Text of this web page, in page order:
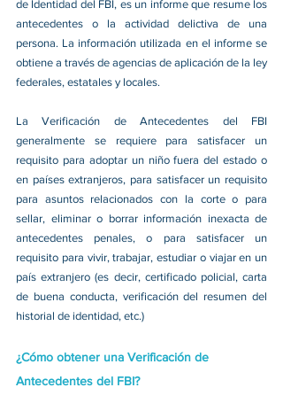
de Identidad del FBI, es un informe que resume los
antecedentes o la actividad delictiva de una
persona. La información utilizada en el informe se
obtiene a través de agencias de aplicación de la ley
federales, estatales y locales.
La Verificación de Antecedentes del FBI
generalmente se requiere para satisfacer un
requisito para adoptar un niño fuera del estado o
en países extranjeros, para satisfacer un requisito
para asuntos relacionados con la corte o para
sellar, eliminar o borrar información inexacta de
antecedentes penales, o para satisfacer un
requisito para vivir, trabajar, estudiar o viajar en un
país extranjero (es decir, certificado policial, carta
de buena conducta, verificación del resumen del
historial de identidad, etc.)
¿Cómo obtener una Verificación de
Antecedentes del FBI?